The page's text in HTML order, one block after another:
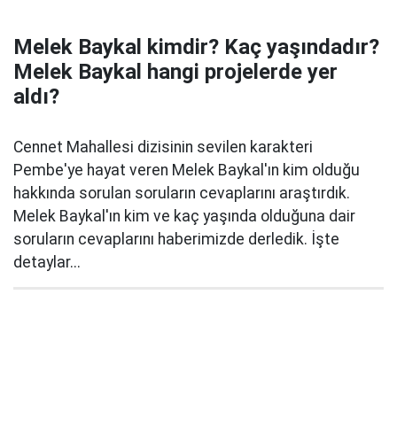
Melek Baykal kimdir? Kaç yaşındadır?
Melek Baykal hangi projelerde yer
aldı?
Cennet Mahallesi dizisinin sevilen karakteri
Pembe'ye hayat veren Melek Baykal'ın kim olduğu
hakkında sorulan soruların cevaplarını araştırdık.
Melek Baykal'ın kim ve kaç yaşında olduğuna dair
soruların cevaplarını haberimizde derledik. İşte
detaylar...